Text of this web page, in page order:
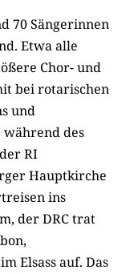
70 Sängerinnen
Etwa alle
Chor- und
bei rotarischen
und
während des
RI
Hauptkirche
ins
der DRC trat
Elsass auf. Das